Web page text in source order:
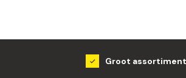
Groot assortiment